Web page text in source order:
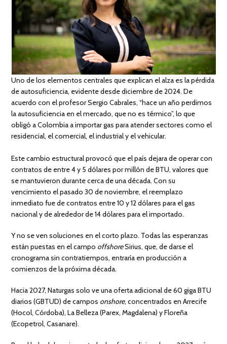
Uno de los elementos centrales que explican el alza es la pérdida
de autosuficiencia, evidente desde diciembre de 2024. De
acuerdo con el profesor Sergio Cabrales, “hace un año perdimos
la autosuficiencia en el mercado, que no es térmico”, lo que
obligó a Colombia a importar gas para atender sectores como el
residencial, el comercial, el industrial y el vehicular.
Este cambio estructural provocó que el país dejara de operar con
contratos de entre 4 y 5 dólares por millón de BTU, valores que
se mantuvieron durante cerca de una década. Con su
vencimiento el pasado 30 de noviembre, el reemplazo
inmediato fue de contratos entre 10 y 12 dólares para el gas
nacional y de alrededor de 14 dólares para el importado.
Y no se ven soluciones en el corto plazo. Todas las esperanzas
están puestas en el campo offshoreSirius, que, de darse el
cronograma sin contratiempos, entraría en producción a
comienzos de la próxima década.
Hacia 2027, Naturgas solo ve una oferta adicional de 60 giga BTU
diarios (GBTUD) de campos onshore, concentrados en Arrecife
(Hocol, Córdoba), La Belleza (Parex, Magdalena) y Floreña
(Ecopetrol, Casanare).